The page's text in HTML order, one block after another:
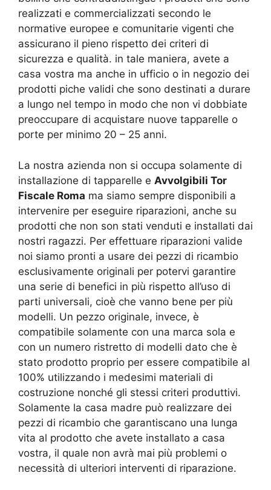
realizzati e commercializzati secondo le
normative europee e comunitarie vigenti che
assicurano il pieno rispetto dei criteri di
sicurezza e qualità. in tale maniera, avete a
casa vostra ma anche in ufficio o in negozio dei
prodotti piche validi che sono destinati a durare
a lungo nel tempo in modo che non vi dobbiate
preoccupare di acquistare nuove tapparelle o
porte per minimo 20 – 25 anni.
La nostra azienda non si occupa solamente di
installazione di tapparelle e Avvolgibili Tor
Fiscale Roma ma siamo sempre disponibili a
intervenire per eseguire riparazioni, anche su
prodotti che non son stati venduti e installati dai
nostri ragazzi. Per effettuare riparazioni valide
noi siamo pronti a usare dei pezzi di ricambio
esclusivamente originali per potervi garantire
una serie di benefici in più rispetto all’uso di
parti universali, cioè che vanno bene per più
modelli. Un pezzo originale, invece, è
compatibile solamente con una marca sola e
con un numero ristretto di modelli dato che è
stato prodotto proprio per essere compatibile al
100% utilizzando i medesimi materiali di
costruzione nonché gli stessi criteri produttivi.
Solamente la casa madre può realizzare dei
pezzi di ricambio che garantiscano una lunga
vita al prodotto che avete installato a casa
vostra, il quale non avrà mai più problemi o
necessità di ulteriori interventi di riparazione.